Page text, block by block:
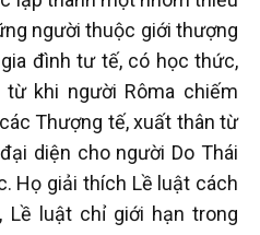
người thuộc giới thượng
đình tư tế, có học thức,
khi người Rôma chiếm
Thượng tế, xuất thân từ
diện cho người Do Thái
Họ giải thích Lề luật cách
Lề luật chỉ giới hạn trong